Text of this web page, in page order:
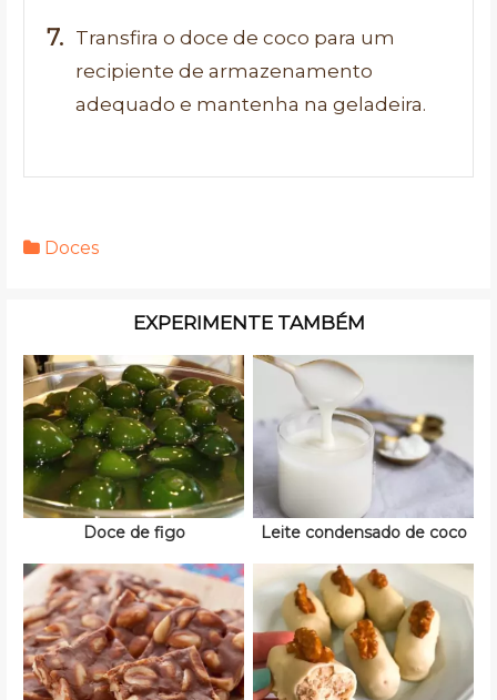
Transfira o doce de coco para um
recipiente de armazenamento
adequado e mantenha na geladeira.
Doces
EXPERIMENTE TAMBÉM
Doce de figo Leite condensado de coco